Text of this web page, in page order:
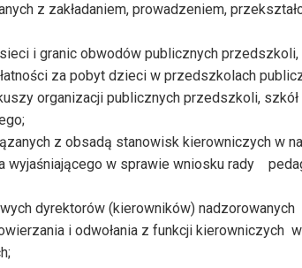
z zakładaniem, prowadzeniem,
i granic obwodów publicznych przedszkoli,
za pobyt dzieci w przedszkolach
organizacji publicznych przedszkoli,
z obsadą stanowisk kierowniczych w
wyjaśniającego w sprawie wniosku rady
dyrektorów (kierowników)
i odwołania z funkcji kierowniczych